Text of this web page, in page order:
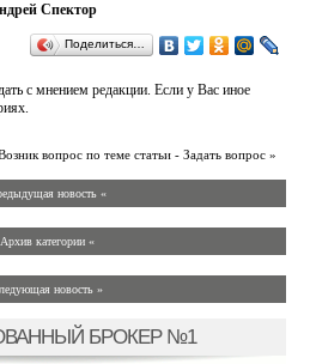
Спектор
Поделиться…
с мнением редакции. Если у Вас иное
вопрос по теме статьи - Задать вопрос »
новость «
категории «
новость »
БРОКЕР №1